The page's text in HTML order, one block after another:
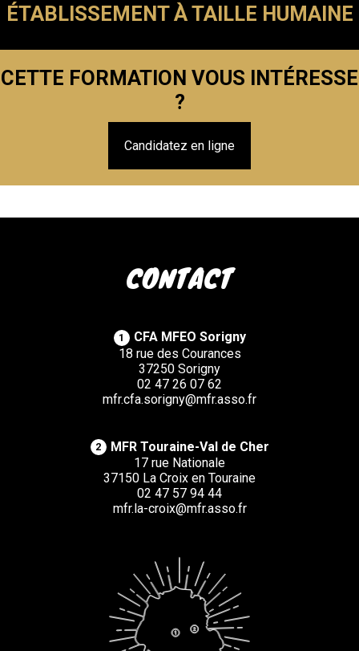
ÉTABLISSEMENT À TAILLE HUMAINE
CETTE FORMATION VOUS INTÉRESSE
?
Candidatez en ligne
CONTACT
1
CFA MFEO Sorigny
18 rue des Courances
37250 Sorigny
02 47 26 07 62
mfr.cfa.sorigny@mfr.asso.fr
2
MFR Touraine-Val de Cher
17 rue Nationale
37150 La Croix en Touraine
02 47 57 94 44
mfr.la-croix@mfr.asso.fr